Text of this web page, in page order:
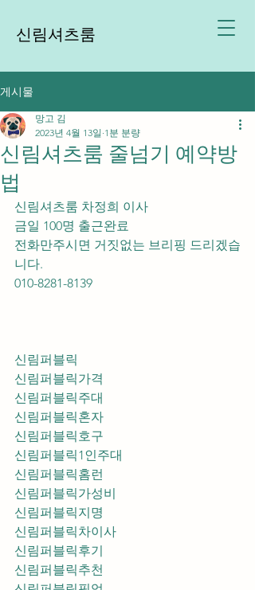
신림셔츠룸
게시물
신림셔츠룸 줄넘기 예약방
법
망고 김
2023년 4월 13일 1분 분량
신림셔츠룸 차정희 이사
금일 100명 출근완료
전화만주시면 거짓없는 브리핑 드리겠습
니다.
010-8281-8139
신림퍼블릭
신림퍼블릭가격
신림퍼블릭주대
신림퍼블릭혼자
신림퍼블릭호구
신림퍼블릭1인주대
신림퍼블릭홈런
신림퍼블릭가성비
신림퍼블릭지명
신림퍼블릭차이사
신림퍼블릭후기
신림퍼블릭추천